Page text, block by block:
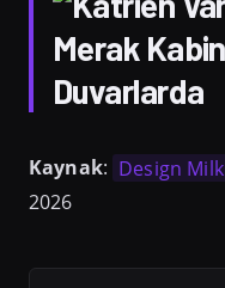
Kaynak: Design Milk
2026